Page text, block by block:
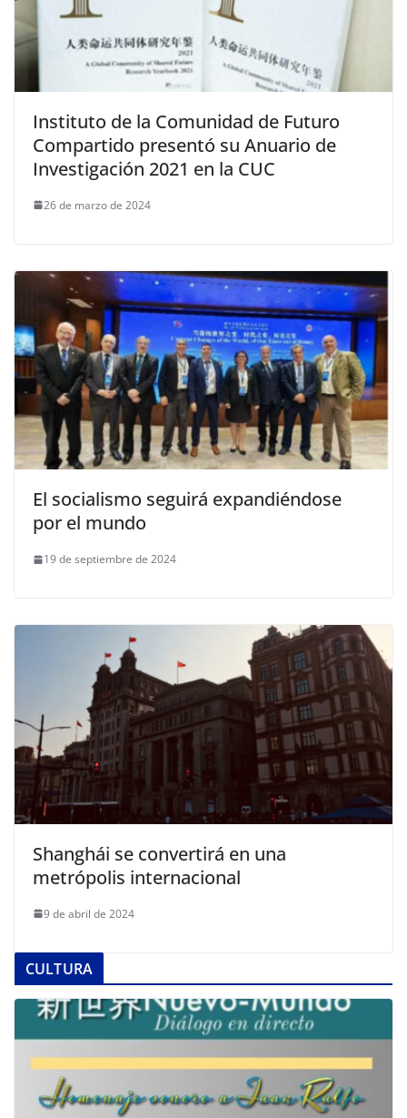
Instituto de la Comunidad de Futuro
Compartido presentó su Anuario de
Investigación 2021 en la CUC
26 de marzo de 2024
El socialismo seguirá expandiéndose
por el mundo
19 de septiembre de 2024
Shanghái se convertirá en una
metrópolis internacional
9 de abril de 2024
CULTURA